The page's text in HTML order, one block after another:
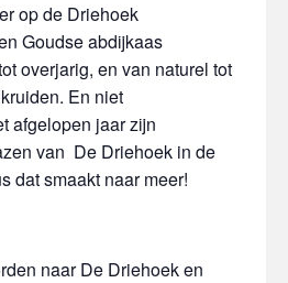
op de Driehoek
Goudse abdijkaas
overjarig, en van naturel tot
En niet
afgelopen jaar zijn
van De Driehoek in de
dat smaakt naar meer!
naar De Driehoek en